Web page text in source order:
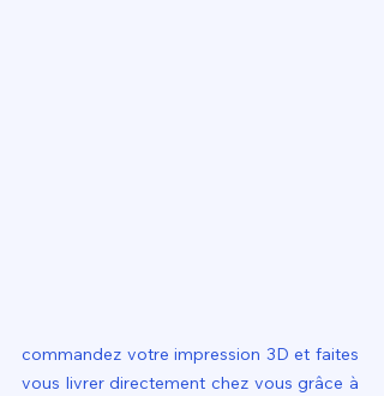
commandez votre impression 3D et faites
vous livrer directement chez vous grâce à